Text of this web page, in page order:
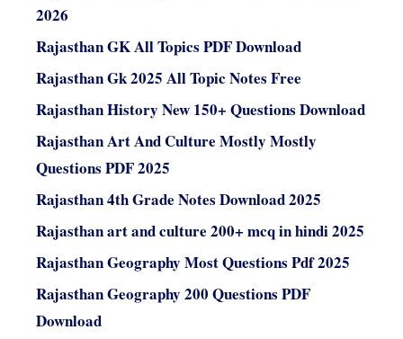
2026
Rajasthan GK All Topics PDF Download
Rajasthan Gk 2025 All Topic Notes Free
Rajasthan History New 150+ Questions Download
Rajasthan Art And Culture Mostly Mostly
Questions PDF 2025
Rajasthan 4th Grade Notes Download 2025
Rajasthan art and culture 200+ mcq in hindi 2025
Rajasthan Geography Most Questions Pdf 2025
Rajasthan Geography 200 Questions PDF
Download